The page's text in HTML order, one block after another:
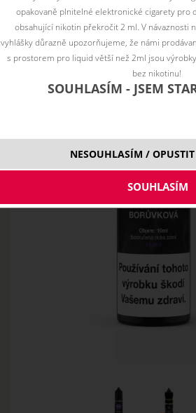
opakovaně plnitelné elektronické cigarety pro
obsahující nikotin překročit 2 ml. V návaznosti
vyhlášky důrazně upozorňujeme, že námi
s prostorem pro liquid větší než 2ml jsou
bez nikotinu!
SOUHLASÍM - JSEM
NESOUHLASÍM /